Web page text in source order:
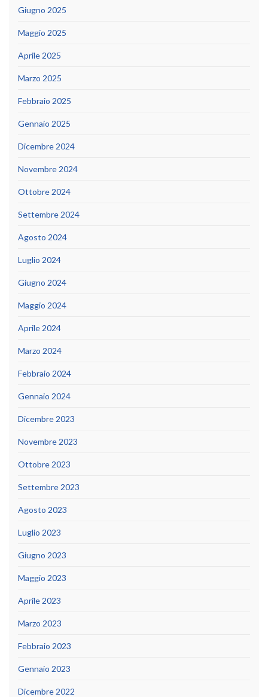
Giugno 2025
Maggio 2025
Aprile 2025
Marzo 2025
Febbraio 2025
Gennaio 2025
Dicembre 2024
Novembre 2024
Ottobre 2024
Settembre 2024
Agosto 2024
Luglio 2024
Giugno 2024
Maggio 2024
Aprile 2024
Marzo 2024
Febbraio 2024
Gennaio 2024
Dicembre 2023
Novembre 2023
Ottobre 2023
Settembre 2023
Agosto 2023
Luglio 2023
Giugno 2023
Maggio 2023
Aprile 2023
Marzo 2023
Febbraio 2023
Gennaio 2023
Dicembre 2022